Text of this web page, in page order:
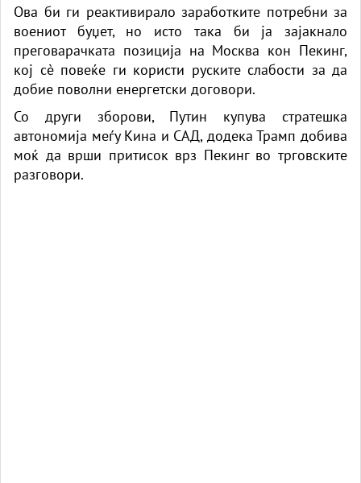
Ова би ги реактивирало заработките потребни за
воениот буџет, но исто така би ја зајакнало
преговарачката позиција на Москва кон Пекинг,
кој сè повеќе ги користи руските слабости за да
добие поволни енергетски договори.
Со други зборови, Путин купува стратешка
автономија меѓу Кина и САД, додека Трамп добива
моќ да врши притисок врз Пекинг во трговските
разговори.